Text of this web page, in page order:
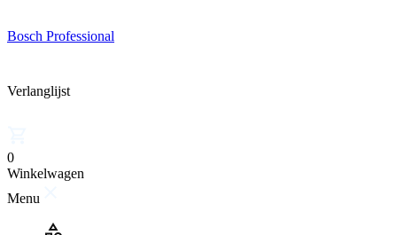
Bosch Professional
Verlanglijst
0
Winkelwagen
Menu